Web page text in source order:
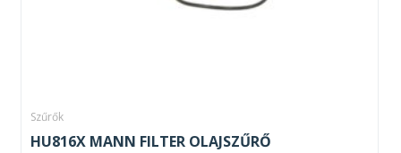
Szűrők
HU816X MANN FILTER OLAJSZŰRŐ